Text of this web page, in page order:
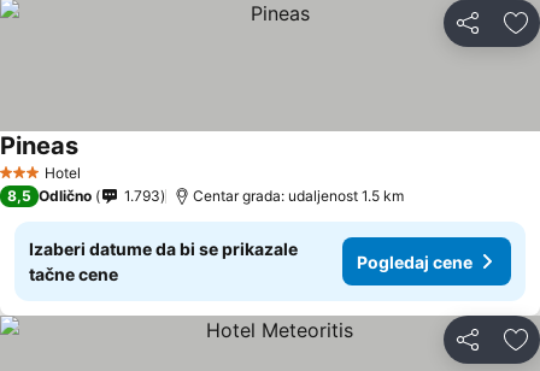
Deli
3 Zvezdice
Hotel
Pineas
8,5 Odlično 1.793 Centar grada: udaljenost 1.5 km
Izaberi datume da bi se prikazale
tačne cene
Pogledaj cene
Deli